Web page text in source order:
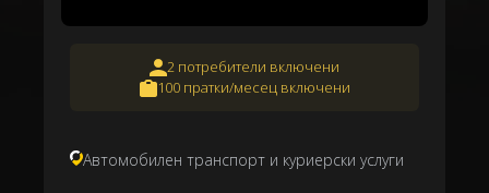
2 потребители включени
100 пратки/месец включени
Автомобилен транспорт и куриерски услуги